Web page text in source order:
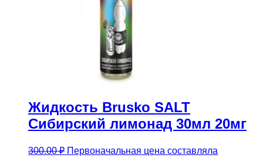
Жидкость Brusko SALT
Сибирский лимонад 30мл 20мг
300.00₽ Первоначальная цена составляла